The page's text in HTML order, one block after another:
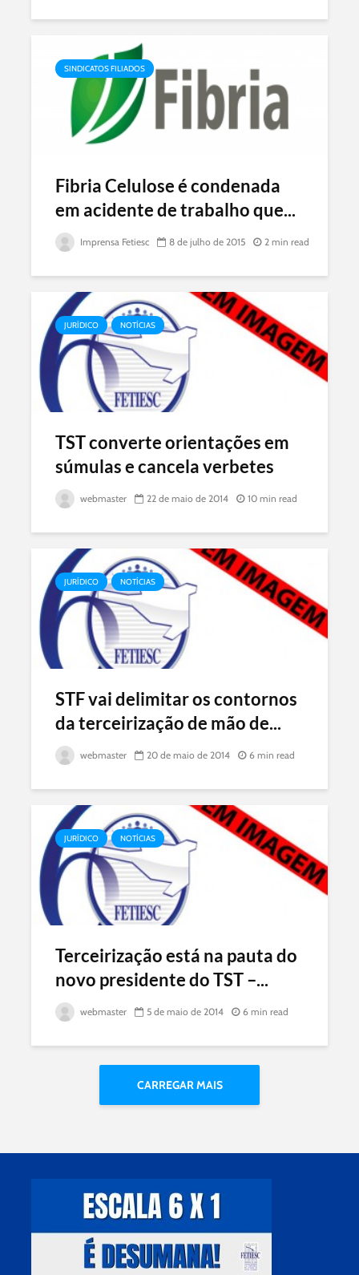
SINDICATOS FILIADOS
Fibria Celulose é condenada
em acidente de trabalho que...
Imprensa Fetiesc 8 de julho de 2015 2 min read
JURÍDICO NOTÍCIAS
TST converte orientações em
súmulas e cancela verbetes
webmaster 22 de maio de 2014 10 min read
JURÍDICO NOTÍCIAS
STF vai delimitar os contornos
da terceirização de mão de...
webmaster 20 de maio de 2014 6 min read
JURÍDICO NOTÍCIAS
Terceirização está na pauta do
novo presidente do TST –...
webmaster 5 de maio de 2014 6 min read
CARREGAR MAIS